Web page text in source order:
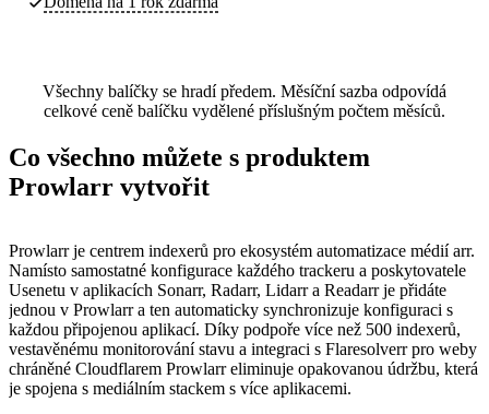
Všechny balíčky se hradí předem. Měsíční sazba odpovídá
celkové ceně balíčku vydělené příslušným počtem měsíců.
Co všechno můžete s produktem
Prowlarr vytvořit
Prowlarr je centrem indexerů pro ekosystém automatizace médií arr.
Namísto samostatné konfigurace každého trackeru a poskytovatele
Usenetu v aplikacích Sonarr, Radarr, Lidarr a Readarr je přidáte
jednou v Prowlarr a ten automaticky synchronizuje konfiguraci s
každou připojenou aplikací. Díky podpoře více než 500 indexerů,
vestavěnému monitorování stavu a integraci s Flaresolverr pro weby
chráněné Cloudflarem Prowlarr eliminuje opakovanou údržbu, která
je spojena s mediálním stackem s více aplikacemi.